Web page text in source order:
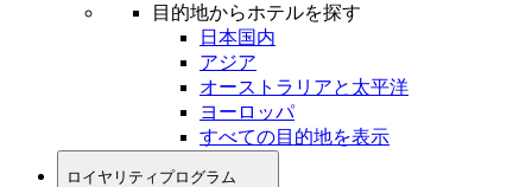
目的地からホテルを探す
日本国内
アジア
オーストラリアと太平洋
ヨーロッパ
すべての目的地を表示
ロイヤリティプログラム